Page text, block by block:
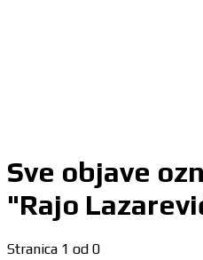
Sve objave
"Rajo
Stranica 1 od 0